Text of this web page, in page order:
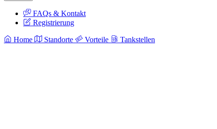
FAQs & Kontakt
Registrierung
Home Standorte Vorteile Tankstellen